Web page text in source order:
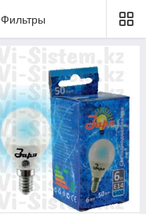
Фильтры